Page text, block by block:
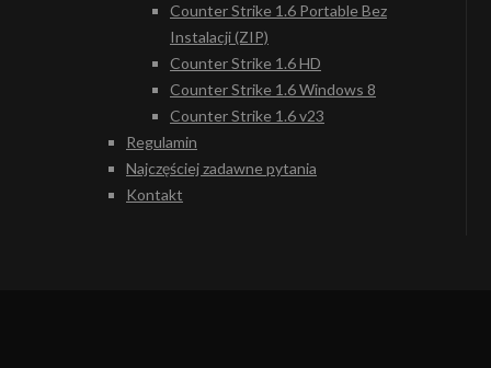
Counter Strike 1.6 Portable Bez
Instalacji (ZIP)
Counter Strike 1.6 HD
Counter Strike 1.6 Windows 8
Counter Strike 1.6 v23
Regulamin
Najczęściej zadawne pytania
Kontakt